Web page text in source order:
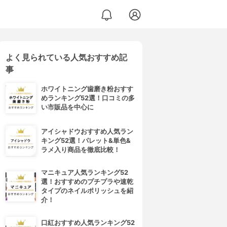
よく見られている人気おすすめ記
事
ホワイトニング歯磨き粉おすす
めランキング52選！口コミの多
い市販品を中心に
アイシャドウおすすめ人気ラン
キング52選！パレット&単色&
ラメ入り商品を徹底比較！
マニキュア人気ランキング52
選！おすすめのプチプラや速乾
タイプのネイルポリッシュを紹
介！
口紅おすすめ人気ランキング52